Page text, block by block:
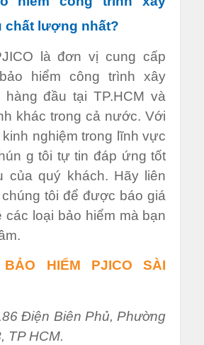
chất lượng nhất?
là đơn vị cung cấp
hiểm công trình xây
đầu tại TP.HCM và
khác trong cả nước. Với
nghiệm trong lĩnh vực
g tôi tự tin đáp ứng tốt
của quý khách. Hãy liên
tôi để được báo giá
các loại bảo hiểm mà bạn
HIỂM PJICO SÀI
Điện Biên Phủ, Phường
TP HCM.